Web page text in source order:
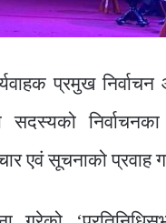
प्रमुख
एवं सूचनाको प्रवाह